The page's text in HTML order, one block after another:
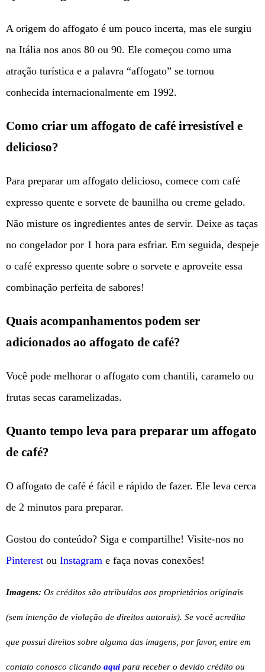
A origem do affogato é um pouco incerta, mas ele surgiu
na Itália nos anos 80 ou 90. Ele começou como uma
atração turística e a palavra “affogato” se tornou
conhecida internacionalmente em 1992.
Como criar um affogato de café irresistível e
delicioso?
Para preparar um affogato delicioso, comece com café
expresso quente e sorvete de baunilha ou creme gelado.
Não misture os ingredientes antes de servir. Deixe as taças
no congelador por 1 hora para esfriar. Em seguida, despeje
o café expresso quente sobre o sorvete e aproveite essa
combinação perfeita de sabores!
Quais acompanhamentos podem ser
adicionados ao affogato de café?
Você pode melhorar o affogato com chantili, caramelo ou
frutas secas caramelizadas.
Quanto tempo leva para preparar um affogato
de café?
O affogato de café é fácil e rápido de fazer. Ele leva cerca
de 2 minutos para preparar.
Gostou do conteúdo? Siga e compartilhe! Visite-nos no
Pinterest ou Instagram e faça novas conexões!
Imagens: Os créditos são atribuídos aos proprietários originais
(sem intenção de violação de direitos autorais). Se você acredita
que possui direitos sobre alguma das imagens, por favor, entre em
contato conosco clicando aqui para receber o devido crédito ou